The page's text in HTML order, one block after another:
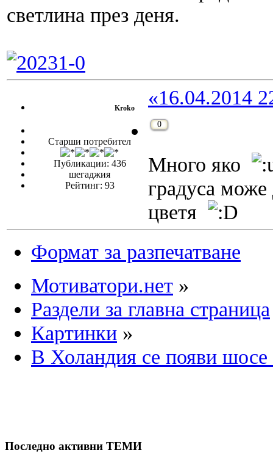
светлина през деня.
Kroko
Старши потребител
Публикации: 436
шегаджия
Рейтинг: 93
«16.04.2014
0
Много яко
градуса
цветя
Формат за разпечатване
Мотиватори.нет »
Раздели за главна страница
Картинки »
В Холандия се появи шосе
Последно активни ТЕМИ